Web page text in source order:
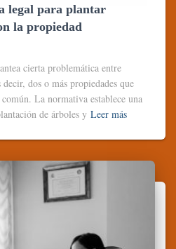
legal para plantar
la propiedad
cierta problemática entre
dos o más propiedades que
La normativa establece una
de árboles y Leer más